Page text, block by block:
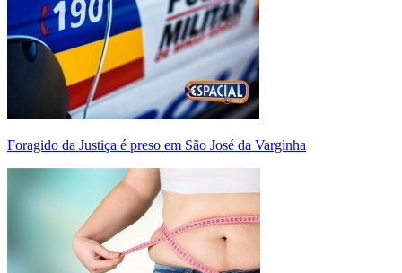
Foragido da Justiça é preso em São José da Varginha